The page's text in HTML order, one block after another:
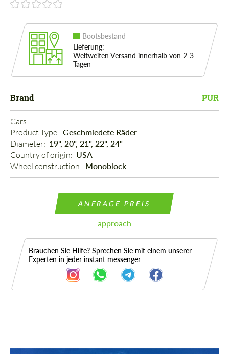
Bootsbestand
Lieferung:
Weltweiten Versand innerhalb von 2-3
Tagen
Brand PUR
Cars:
Product Type: Geschmiedete Räder
Diameter: 19", 20", 21", 22", 24"
Country of origin: USA
Wheel construction: Monoblock
ANFRAGE PREIS
approach
Brauchen Sie Hilfe? Sprechen Sie mit einem unserer
Experten in jeder instant messenger